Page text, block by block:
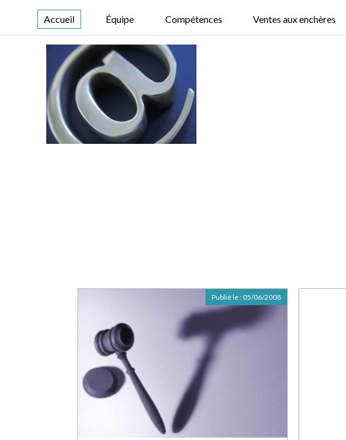
Accueil Équipe Compétences Ventes aux enchères
Publié le : 05/06/2008